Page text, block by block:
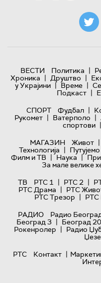
ВЕСТИ Политика |
Хроника | Друштво |
у Украјини | Време |
Подкаст |
СПОРТ
Фудбал |
Рукомет | Ватерполо |
спортови |
МАГАЗИН
Живот |
Технологијa | Путујемо
Филм и ТВ | Наука |
За мале велике
ТВ
РТС 1 | РТС 2 |
РТС Драма | РТС
РТС Трезор | РТС
РАДИО
Радио
Београд 3 | Београд
Рокенролер | Радио
РТС
Контакт |